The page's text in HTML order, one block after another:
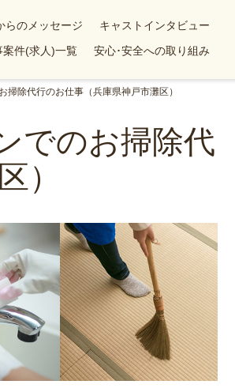
らのメッセージ
キャストインタビュー
案件(求人)一覧 安心･安全への取り組み
除代行のお仕事（兵庫県神戸市灘区）
でのお掃除代
）